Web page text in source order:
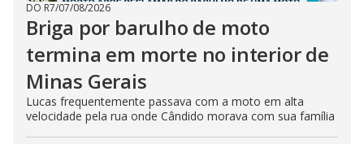
DO R7/07/08/2026
Briga por barulho de moto
termina em morte no interior de
Minas Gerais
Lucas frequentemente passava com a moto em alta
velocidade pela rua onde Cândido morava com sua família